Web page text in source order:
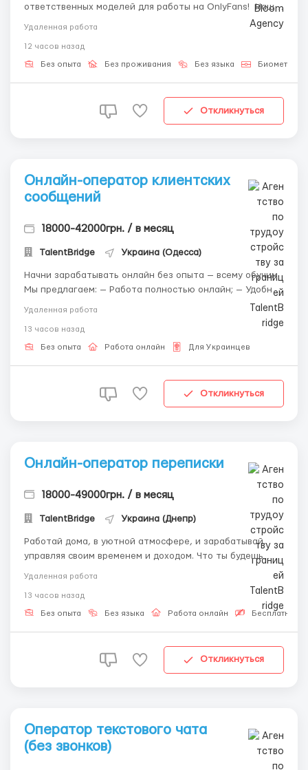
ответственных моделей для работы на OnlyFans! Наш
опыт – более 2 лет – гарантирует высокие результаты
Раскрепощённая и готова создавать откровенный
контент 18+. • Заинтерес...
Удаленная работа
12 часов назад
Без опыта Без проживания Без языка
Откликнуться
Онлайн-оператор клиентских
сообщений
18000-42000грн. / в месяц
TalentBridge Украина (Одесса)
Начни зарабатывать онлайн без опыта — всему обучим.
Мы предлагаем: — Работа полностью онлайн; — Удобный
график; — Своевременные выплаты. Что делать: —
Общаться с клиентами в чате; — Отправлять письма; —
Поддерживать заинтересованность пользовател...
Удаленная работа
13 часов назад
Без опыта Работа онлайн Для Украинцев
Откликнуться
Онлайн-оператор переписки
18000-49000грн. / в месяц
TalentBridge Украина (Днепр)
Работай дома, в уютной атмосфере, и зарабатывай,
управляя своим временем и доходом. Что ты будешь
делать: — Вести переписку с клиентами на платформе;
— Поддерживать дружелюбную атмосферу общения.
Условия: — Полностью удалённый формат; — Гибкий
график, смены от 9&nbs...
Удаленная работа
13 часов назад
Без опыта Без языка Работа онлайн Бесплатная
Откликнуться
Оператор текстового чата
(без звонков)